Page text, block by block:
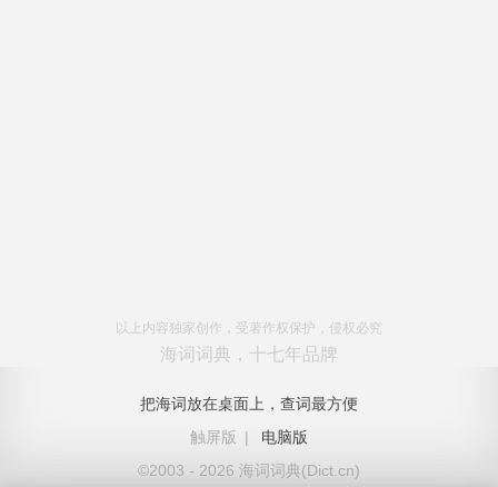
以上内容独家创作，受著作权保护，侵权必究
海词词典，十七年品牌
把海词放在桌面上，查词最方便
触屏版
|
电脑版
©2003 - 2026 海词词典(Dict.cn)